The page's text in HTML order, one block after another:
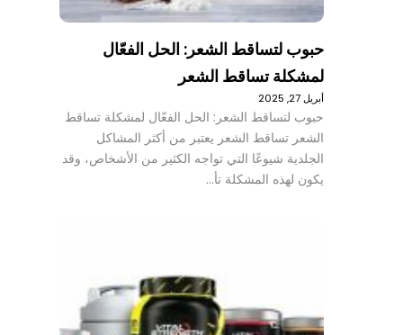
حبوب لتساقط الشعر: الحل الفعّال
لمشكلة تساقط الشعر
أبريل 27, 2025
حبوب لتساقط الشعر: الحل الفعّال لمشكلة تساقط
الشعر تساقط الشعر يعتبر من أكثر المشاكل
الجلدية شيوعًا التي تواجه الكثير من الأشخاص، وقد
يكون لهذه المشكلة تأ…